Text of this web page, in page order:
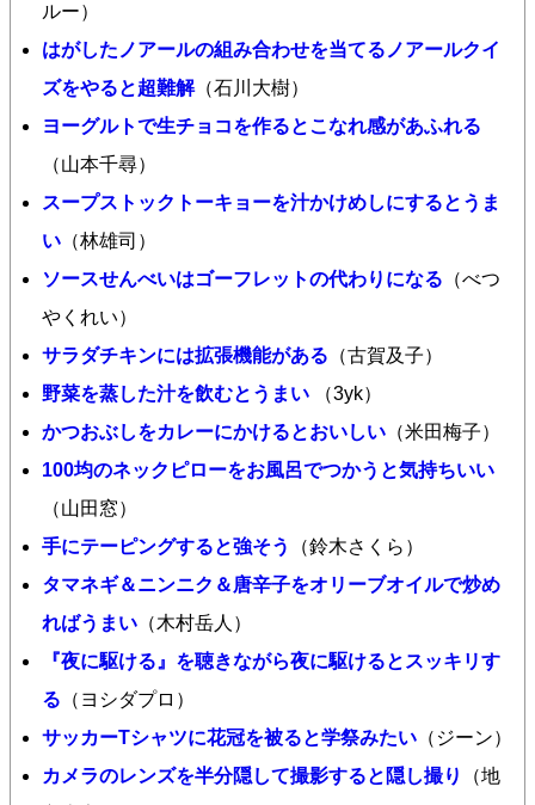
ルー）
はがしたノアールの組み合わせを当てるノアールクイ
ズをやると超難解（石川大樹）
ヨーグルトで生チョコを作るとこなれ感があふれる
（山本千尋）
スープストックトーキョーを汁かけめしにするとうま
い （林雄司）
ソースせんべいはゴーフレットの代わりになる （べつ
やくれい）
サラダチキンには拡張機能がある （古賀及子）
野菜を蒸した汁を飲むとうまい
（3yk）
かつおぶしをカレーにかけるとおいしい （米田梅子）
100均のネックピローをお風呂でつかうと気持ちいい
（山田窓）
手にテーピングすると強そう
（鈴木さくら）
タマネギ＆ニンニク＆唐辛子をオリーブオイルで炒め
ればうまい （木村岳人）
『夜に駆ける』を聴きながら夜に駆けるとスッキリす
る （ヨシダプロ）
サッカーTシャツに花冠を被ると学祭みたい （ジーン）
カメラのレンズを半分隠して撮影すると隠し撮り
（地